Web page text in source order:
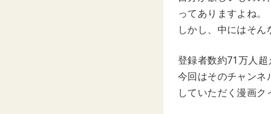
ってありますよね。
しかし、中にはそ
登録者数約71万人超
今回はそのチャンネ
していただく漫画ク